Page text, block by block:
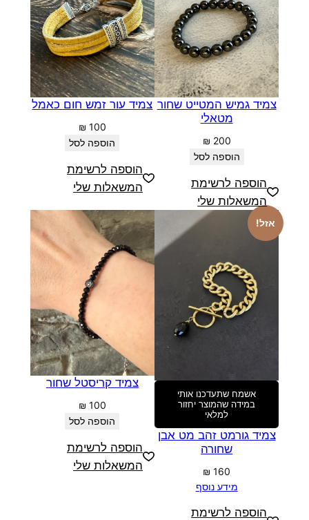
צמיד גמיש המטייט שחור
מטאלי
₪ 200
הוספה לסל
הוספה לרשימת
המשאלות שלי
צמיד עור זמש חום כאמל
₪ 100
הוספה לסל
הוספה לרשימת
המשאלות שלי
אזל!
אשמח שתעדכנו אותי
במידה שהמוצר יחזור
למלאי
צמיד גורמט זהב מט אבן
שחורה
₪ 160
מידע נוסף
הוספה לרשימת
צמיד קריסטל שחור
₪ 100
הוספה לסל
הוספה לרשימת
המשאלות שלי